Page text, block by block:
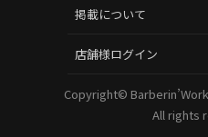
掲載について
店舗様ログイン
Copyright©
All rights